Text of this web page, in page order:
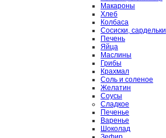
Макароны
Хлеб
Колбаса
Сосиски, сардельки
Печень
Яйца
Маслины
Грибы
Крахмал
Соль и соленое
Желатин
Соусы
Сладкое
Печенье
Варенье
Шоколад